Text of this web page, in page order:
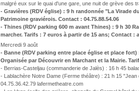
malgré eux sur le quai d'une gare, une nuit de grève des
- Gravières (RDV église) : 9 h randonnée "La Virade
Patrimoine graviérois. Contact : 04.75.88.54.06
- Thines (RDV parking 600 m avant Thines) : 9 h 30
marcher. Tarifs : 7 euros à partir de 15 ans; Contact :
Mercredi 9 août
- Banne (RDV parking entre place église et place
Organisée par Découvrir en Marchant et la Mairie.
- Berrias-Casteljau (commanderie de Jalès) : 16 h 45
- Lablachère Notre Dame (Ferme théâtre) : 21 h 15
04.75.36.42.79 lafermetheatre.com